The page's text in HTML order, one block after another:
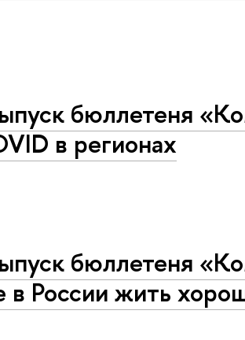
бюллетеня
в регионах
бюллетеня
в России жить